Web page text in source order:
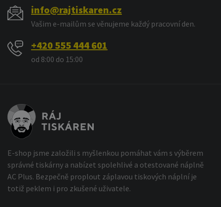
info@rajtiskaren.cz
Vašim e-mailům se věnujeme každý pracovní den.
+420 555 444 601
od 8:00 do 15:00
E-shop jsme založili s myšlenkou pomáhat vám s výběrem
správné tiskárny a nabízet spolehlivé a otestované náplně
AC Plus. Bezpečně proplout záplavou tiskových náplní je
totiž peklem i pro zkušené uživatele.